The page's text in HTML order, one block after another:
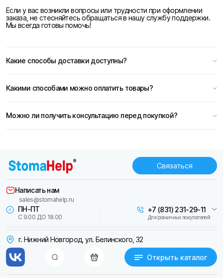
Если у вас возникли вопросы или трудности при оформлении
заказа, не стесняйтесь обращаться в нашу службу поддержки.
Мы всегда готовы помочь!
Какие способы доставки доступны?
Какими способами можно оплатить товары?
Можно ли получить консультацию перед покупкой?
Связаться
г. Нижний Новгород, ул. Белинского, 32
Открыть каталог
ПН-ПТ
С 9.00 ДО 18.00
+7 (831) 231-29-11
Для розничных покупателей
Написать нам
sales@stomahelp.ru